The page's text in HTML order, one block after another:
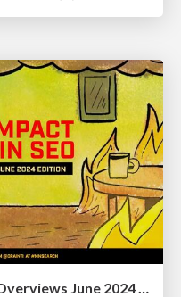
The Impact of AI in SEO - AI Overviews June 2024 Edition